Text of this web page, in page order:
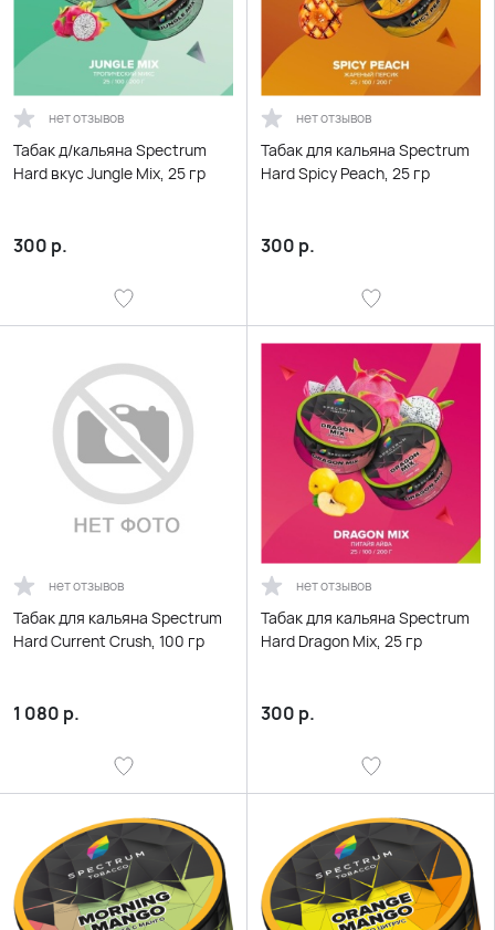
нет отзывов
Табак д/кальяна Spectrum
Hard вкус Jungle Mix, 25 гр
300 р.
нет отзывов
Табак для кальяна Spectrum
Hard Spicy Peach, 25 гр
300 р.
нет отзывов
Табак для кальяна Spectrum
Hard Current Crush, 100 гр
1 080 р.
нет отзывов
Табак для кальяна Spectrum
Hard Dragon Mix, 25 гр
300 р.